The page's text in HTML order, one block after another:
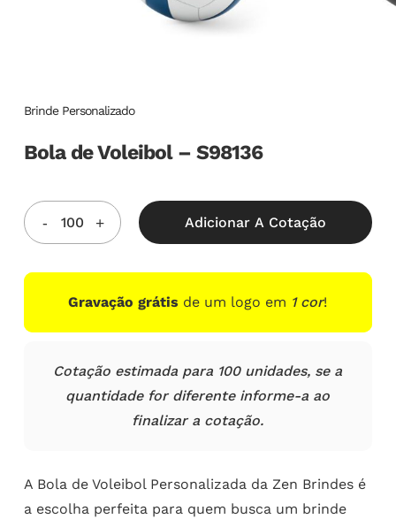
Brinde Personalizado
Bola de Voleibol – S98136
Adicionar A Cotação
Gravação grátis de um logo em 1 cor!
Cotação estimada para 100 unidades, se a
quantidade for diferente informe-a ao
finalizar a cotação.
A Bola de Voleibol Personalizada da Zen Brindes é
a escolha perfeita para quem busca um brinde